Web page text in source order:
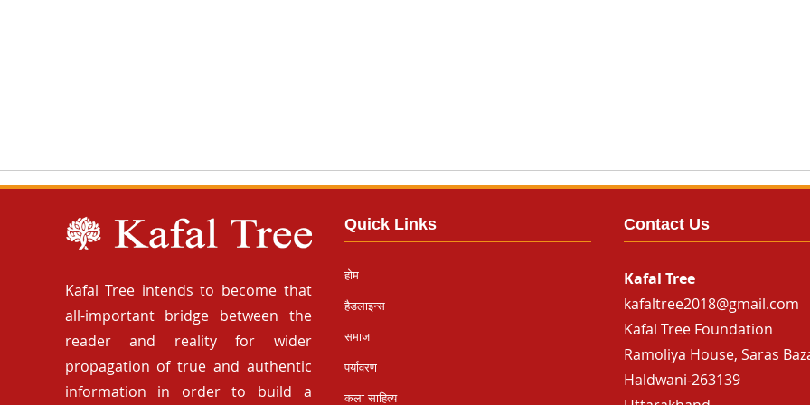
Kafal Tree intends to become that
all-important bridge between the
reader and reality for wider
propagation of true and authentic
information in order to build a
Quick Links
होम
हैडलाइन्स
समाज
पर्यावरण
कला साहित्य
Contact Us
Kafal Tree
kafaltree2018@gmail.com
Kafal Tree Foundation
Ramoliya House, Saras
Haldwani-263139